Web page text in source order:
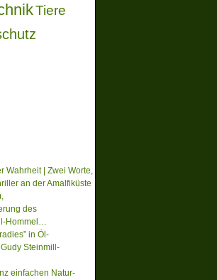
Tiere
Wahrheit | Zwei Worte,
an der Amalfiküste
des
Hommel…
in Öl-
Steinmill-
einfachen Natur-